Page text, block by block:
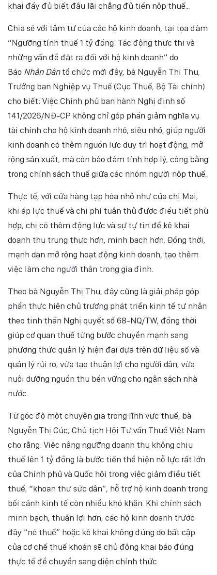
khai đầy đủ biết đâu lãi chẳng đủ tiền nộp thuế...
Chia sẻ với tâm tư của các hộ kinh doanh, tại tọa đàm
“Ngưỡng tính thuế 1 tỷ đồng: Tác động thực thi và
những vấn đề đặt ra đối với hộ kinh doanh” do
Báo Nhân Dântổ chức mới đây, bà Nguyễn Thị Thu,
Trưởng ban Nghiệp vụ Thuế (Cục Thuế, Bộ Tài chính)
cho biết: Việc Chính phủ ban hành Nghị định số
141/2026/NĐ-CP không chỉ góp phần giảm nghĩa vụ
tài chính cho hộ kinh doanh nhỏ, siêu nhỏ, giúp người
kinh doanh có thêm nguồn lực duy trì hoạt động, mở
rộng sản xuất, mà còn bảo đảm tính hợp lý, công bằng
trong chính sách thuế giữa các nhóm người nộp thuế.
Thực tế, với cửa hàng tạp hóa nhỏ như của chị Mai,
khi áp lực thuế và chi phí tuân thủ được điều tiết phù
hợp, chị có thêm động lực và sự tự tin để kê khai
doanh thu trung thực hơn, minh bạch hơn. Đồng thời,
mạnh dạn mở rộng hoạt động kinh doanh, tạo thêm
việc làm cho người thân trong gia đình.
Theo bà Nguyễn Thị Thu, đây cũng là giải pháp góp
phần thực hiện chủ trương phát triển kinh tế tư nhân
theo tinh thần Nghị quyết số 68-NQ/TW, đồng thời
giúp cơ quan thuế từng bước chuyển mạnh sang
phương thức quản lý hiện đại dựa trên dữ liệu số và
quản lý rủi ro, vừa tạo thuận lợi cho người dân, vừa
nuôi dưỡng nguồn thu bền vững cho ngân sách nhà
nước.
Từ góc độ một chuyên gia trong lĩnh vực thuế, bà
Nguyễn Thị Cúc, Chủ tịch Hội Tư vấn Thuế Việt Nam
cho rằng: Việc nâng ngưỡng doanh thu không chịu
thuế lên 1 tỷ đồng là bước tiến thể hiện nỗ lực rất lớn
của Chính phủ và Quốc hội trong việc giảm điều tiết
thuế, “khoan thư sức dân”, hỗ trợ hộ kinh doanh trong
bối cảnh kinh tế còn nhiều khó khăn. Khi chính sách
minh bạch, thuận lợi hơn, các hộ kinh doanh trước
đây “né thuế” hoặc kê khai không đúng do bất cập
của cơ chế thuế khoán sẽ chủ động khai báo đúng
thực tế để chuyển sang diện chính thức.